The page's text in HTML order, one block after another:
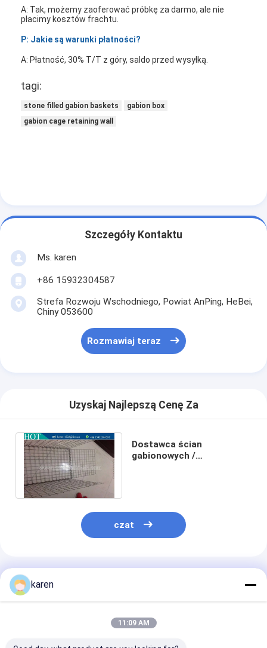
A: Tak, możemy zaoferować próbkę za darmo, ale nie
płacimy kosztów frachtu.
P: Jakie są warunki płatności?
A: Płatność, 30% T/T z góry, saldo przed wysyłką.
tagi:
stone filled gabion baskets
gabion box
gabion cage retaining wall
Szczegóły Kontaktu
Ms. karen
+86 15932304587
Strefa Rozwoju Wschodniego, Powiat AnPing, HeBei,
Chiny 053600
Rozmawiaj teraz
Uzyskaj Najlepszą Cenę Za
Dostawca ścian
gabionowych /
czat
Polecane Produkty
karen
11:09 AM